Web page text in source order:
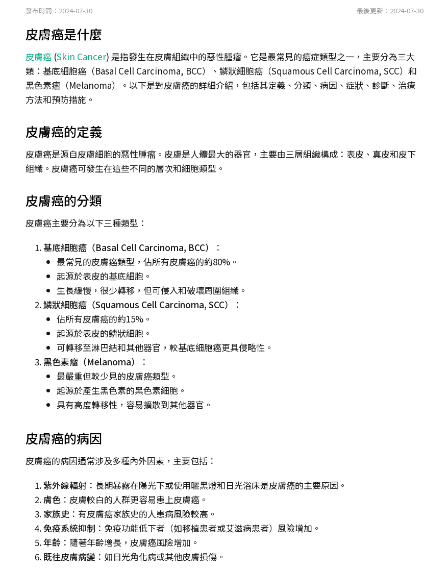
發布時間：2024-07-30 最後更新：2024-07-30
皮膚癌是什麼
皮膚癌 (Skin Cancer) 是指發生在皮膚組織中的惡性腫瘤。它是最常見的癌症類型之一，主要分為三大
類：基底細胞癌（Basal Cell Carcinoma, BCC）、鱗狀細胞癌（Squamous Cell Carcinoma, SCC）和
黑色素瘤（Melanoma）。以下是對皮膚癌的詳細介紹，包括其定義、分類、病因、症狀、診斷、治療
方法和預防措施。
皮膚癌的定義
皮膚癌是源自皮膚細胞的惡性腫瘤。皮膚是人體最大的器官，主要由三層組織構成：表皮、真皮和皮下
組織。皮膚癌可發生在這些不同的層次和細胞類型。
皮膚癌的分類
皮膚癌主要分為以下三種類型：
基底細胞癌（Basal Cell Carcinoma, BCC）
：
最常見的皮膚癌類型，佔所有皮膚癌的約80%。
起源於表皮的基底細胞。
生長緩慢，很少轉移，但可侵入和破壞周圍組織。
鱗狀細胞癌（Squamous Cell Carcinoma, SCC）
：
佔所有皮膚癌的約15%。
起源於表皮的鱗狀細胞。
可轉移至淋巴結和其他器官，較基底細胞癌更具侵略性。
黑色素瘤（Melanoma）
：
最嚴重但較少見的皮膚癌類型。
起源於產生黑色素的黑色素細胞。
具有高度轉移性，容易擴散到其他器官。
皮膚癌的病因
皮膚癌的病因通常涉及多種內外因素，主要包括：
紫外線輻射 ：長期暴露在陽光下或使用曬黑燈和日光浴床是皮膚癌的主要原因。
膚色 ：皮膚較白的人群更容易患上皮膚癌。
家族史 ：有皮膚癌家族史的人患病風險較高。
免疫系統抑制 ：免疫功能低下者（如移植患者或艾滋病患者）風險增加。
年齡 ：隨著年齡增長，皮膚癌風險增加。
既往皮膚病變 ：如日光角化病或其他皮膚損傷。